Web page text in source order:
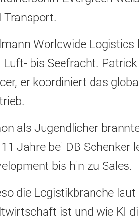
Transport.
Worldwide
Luft- bis Seefracht.
er koordiniert das
als Jugendlicher
Jahre bei DB Schenker
bis hin zu Sales.
die Logistikbranche
ist und wie KI